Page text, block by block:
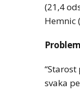
(21,4
Hemnic
svaka